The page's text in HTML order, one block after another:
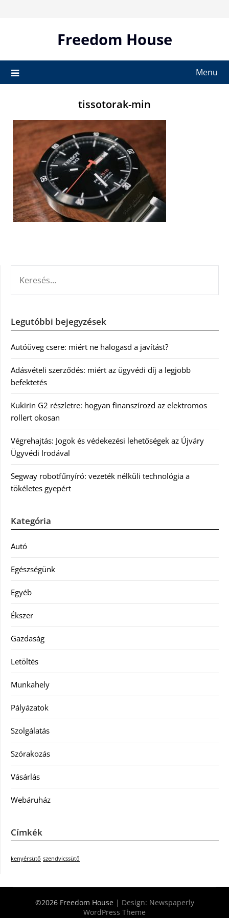
Freedom House
Menu
tissotorak-min
Legutóbbi bejegyzések
Autóüveg csere: miért ne halogasd a javítást?
Adásvételi szerződés: miért az ügyvédi díj a legjobb
befektetés
Kukirin G2 részletre: hogyan finanszírozd az elektromos
rollert okosan
Végrehajtás: Jogok és védekezési lehetőségek az Újváry
Ügyvédi Irodával
Segway robotfűnyíró: vezeték nélküli technológia a
tökéletes gyepért
Kategória
Autó
Egészségünk
Egyéb
Ékszer
Gazdaság
Letöltés
Munkahely
Pályázatok
Szolgálatás
Szórakozás
Vásárlás
Webáruház
Címkék
kenyérsütő szendvicssütő
©2026 Freedom House | Design: Newspaperly
WordPress Theme